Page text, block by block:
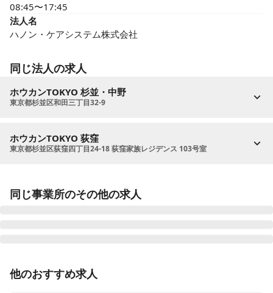
08:45〜17:45
法人名
ハノン・ケアシステム株式会社
同じ法人の求人
ホウカンTOKYO 杉並・中野
東京都杉並区和田三丁目32-9
ホウカンTOKYO 荻窪
東京都杉並区荻窪四丁目24-18 荻窪家族レジデンス 103号室
同じ事業所のその他の求人
正看護師 正社員（常勤）
【2024年4月オープン🌸板橋/常勤・土日祝休み or 4週
他のおすすめ求人